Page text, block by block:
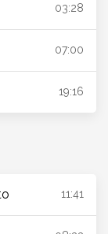
03:28
07:00
19:16
11:41